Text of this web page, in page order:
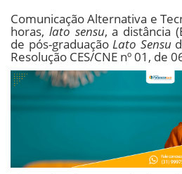
Comunicação Alternativa e
horas, lato sensu, a distância
de pós-graduaçãoLato Sensu
Resolução CES/CNE nº 01, de